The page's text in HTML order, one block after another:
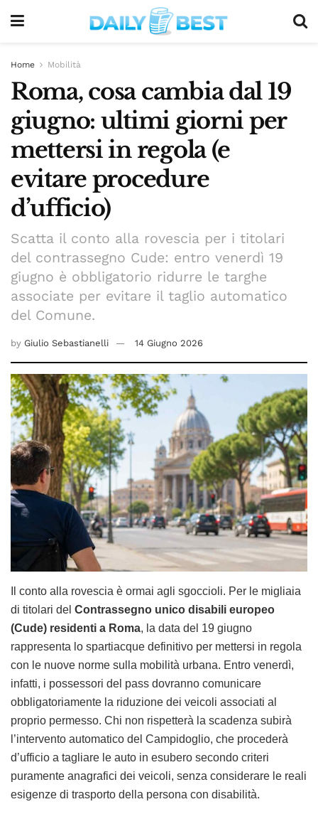
Home Mobilità
Roma, cosa cambia dal 19
giugno: ultimi giorni per
mettersi in regola (e
evitare procedure
d’ufficio)
Scatta il conto alla rovescia per i titolari
del contrassegno Cude: entro venerdì 19
giugno è obbligatorio ridurre le targhe
associate per evitare il taglio automatico
del Comune.
by Giulio Sebastianelli 14 Giugno 2026
Il conto alla rovescia è ormai agli sgoccioli. Per le migliaia
di titolari del Contrassegno unico disabili europeo
(Cude) residenti a Roma, la data del 19 giugno
rappresenta lo spartiacque definitivo per mettersi in regola
con le nuove norme sulla mobilità urbana. Entro venerdì,
infatti, i possessori del pass dovranno comunicare
obbligatoriamente la riduzione dei veicoli associati al
proprio permesso. Chi non rispetterà la scadenza subirà
l’intervento automatico del Campidoglio, che procederà
d’ufficio a tagliare le auto in esubero secondo criteri
puramente anagrafici dei veicoli, senza considerare le reali
esigenze di trasporto della persona con disabilità.